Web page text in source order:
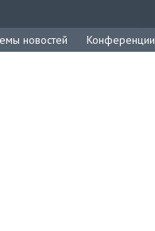
новостей Конференции